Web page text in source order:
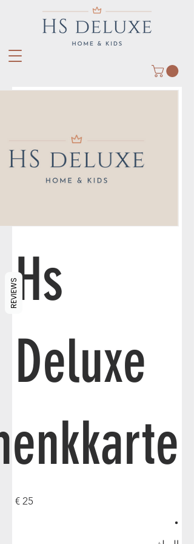
Hs
Deluxe
25 €
REVIEWS